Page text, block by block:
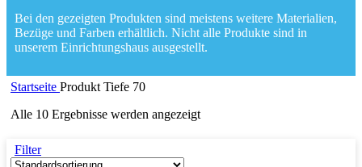
Bei den gezeigten Produkten sind meistens weitere Materialien,
Bezüge und Farben erhältlich. Nicht alle Produkte sind in
unserem Einrichtungshaus ausgestellt.
Startseite Produkt Tiefe 70
Alle 10 Ergebnisse werden angezeigt
Filter